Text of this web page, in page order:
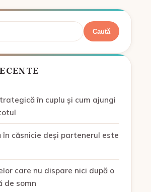
Caută
în cuplu și cum ajungi
în căsnicie deși partenerul este
care nu dispare nici după o
de somn